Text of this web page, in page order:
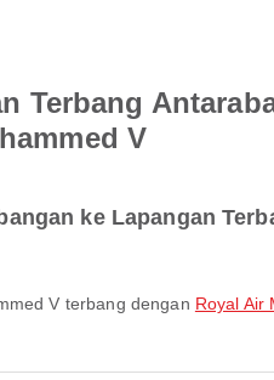
Terbang
V
ke Lapangan
V terbang dengan Royal Air